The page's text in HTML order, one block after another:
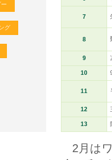
グ
7
8
9
10
11
12
13
2月は